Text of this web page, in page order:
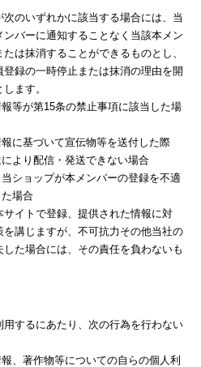
のいずれかに該当する場合には、当
バーに通知することなく当該本メン
は抹消することができるものとし、
録の一時停止または抹消の理由を開
ます。
等が第15条の禁止事項に該当した場
に基づいて宣伝物等を送付した際
より配信・発送できない場合
ショップが本メンバーの登録を不適
場合
イトで登録、提供された情報に対
講じますが、不可抗力その他当社の
た場合には、その責任を負わないも
するにあたり、次の行為を行わない
、著作物等についての自らの個人利